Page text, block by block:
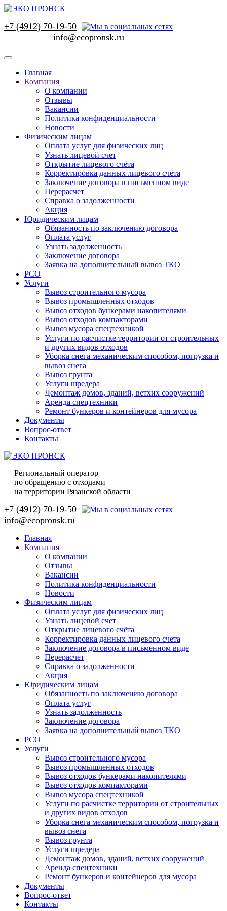
+7 (4912) 70-19-50
Главная
Компания
О компании
Отзывы
Вакансии
Политика конфиденциальности
Новости
Физическим лицам
Оплата услуг для физических лиц
Узнать лицевой счет
Открытие лицевого счёта
Корректировка данных лицевого счета
Заключение договора в письменном виде
Перерасчет
Справка о задолженности
Акция
Юридическим лицам
Обязанность по заключению договора
Оплата услуг
Узнать задолженность
Заключение договора
Заявка на дополнительный вывоз ТКО
РСО
Услуги
Вывоз строительного мусора
Вывоз промышленных отходов
Вывоз отходов бункерами накопителями
Вывоз отходов компакторами
Вывоз мусора спецтехникой
Услуги по расчистке территории от строительных
и других видов отходов
Уборка снега механическим способом, погрузка и
вывоз снега
Вывоз грунта
Услуги шредера
Демонтаж домов, зданий, ветхих сооружений
Аренда спецтехники
Ремонт бункеров и контейнеров для мусора
Документы
Вопрос-ответ
Контакты
Региональный оператор
по обращению с отходами
на территории Рязанской области
+7 (4912) 70-19-50
Главная
Компания
О компании
Отзывы
Вакансии
Политика конфиденциальности
Новости
Физическим лицам
Оплата услуг для физических лиц
Узнать лицевой счет
Открытие лицевого счёта
Корректировка данных лицевого счета
Заключение договора в письменном виде
Перерасчет
Справка о задолженности
Акция
Юридическим лицам
Обязанность по заключению договора
Оплата услуг
Узнать задолженность
Заключение договора
Заявка на дополнительный вывоз ТКО
РСО
Услуги
Вывоз строительного мусора
Вывоз промышленных отходов
Вывоз отходов бункерами накопителями
Вывоз отходов компакторами
Вывоз мусора спецтехникой
Услуги по расчистке территории от строительных
и других видов отходов
Уборка снега механическим способом, погрузка и
вывоз снега
Вывоз грунта
Услуги шредера
Демонтаж домов, зданий, ветхих сооружений
Аренда спецтехники
Ремонт бункеров и контейнеров для мусора
Документы
Вопрос-ответ
Контакты